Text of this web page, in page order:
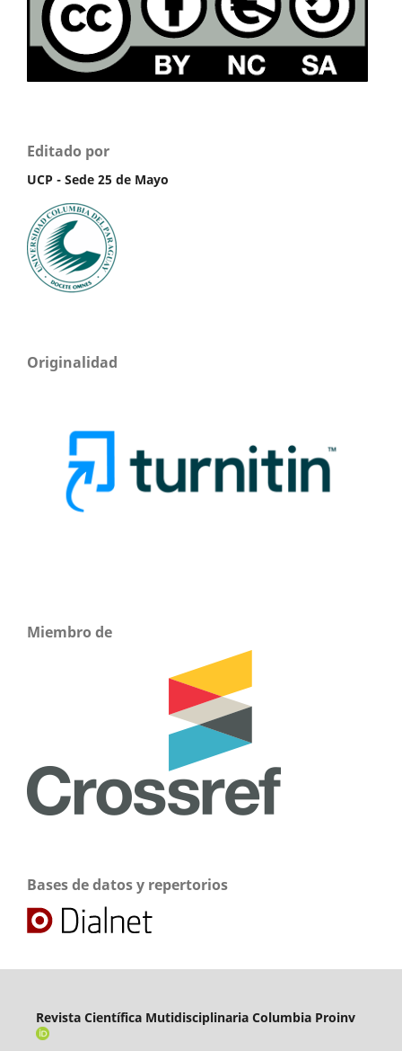
Editado por
UCP - Sede 25 de Mayo
Originalidad
Miembro de
Bases de datos y repertorios
Revista Científica Mutidisciplinaria Columbia Proinv